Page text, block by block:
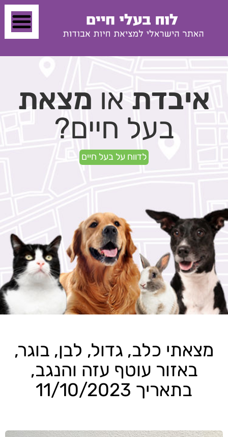
איבדת או מצאת
בעל חיים?
לדווח על בעל חיים
מצאתי כלב, גדול, לבן, בוגר,
באזור עוטף עזה והנגב,
בתאריך 11/10/2023